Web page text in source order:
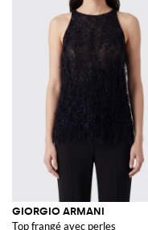
GIORGIO ARMANI
Top frangé avec perles